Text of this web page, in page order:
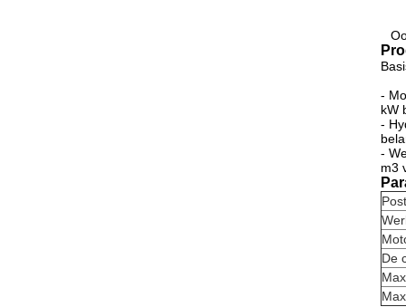
-
kW
-
-
m3
De